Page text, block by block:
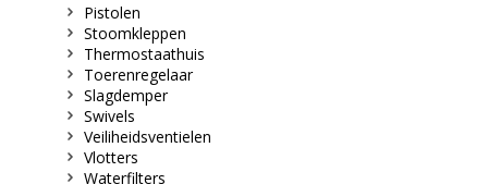
Pistolen
Stoomkleppen
Thermostaathuis
Toerenregelaar
Slagdemper
Swivels
Veiliheidsventielen
Vlotters
Waterfilters